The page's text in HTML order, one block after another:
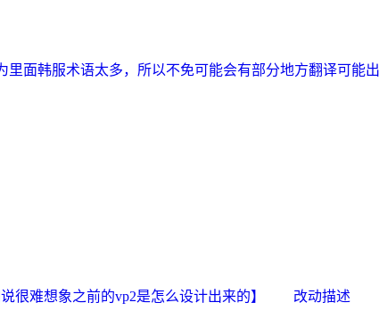
面韩服术语太多，所以不免可能会有部分地方翻译可能
说很难想象之前的vp2是怎么设计出来的】 改动描